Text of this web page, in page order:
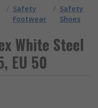
/ Safety
Footwear
/ Safety
Shoes
White Steel
EU 50